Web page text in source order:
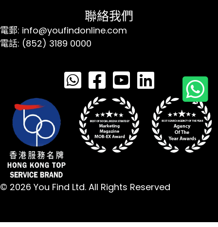
聯絡我們
電郵: info@youfindonline.com
電話: (852) 3189 0000
© 2026 You Find Ltd. All Rights Reserved